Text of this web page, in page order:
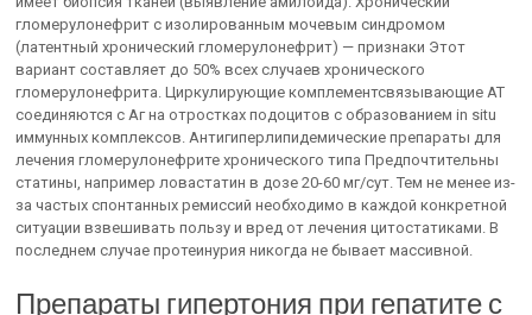
гломерулонефрит с изолированным мочевым синдромом
(латентный хронический гломерулонефрит) — признаки Этот
вариант составляет до 50% всех случаев хронического
гломерулонефрита. Циркулирующие комплементсвязывающие AT
соединяются с Аг на отростках подоцитов с образованием in situ
иммунных комплексов. Антигиперлипидемические препараты для
лечения гломерулонефрите хронического типа Предпочтительны
статины, например ловастатин в дозе 20-60 мг/сут. Тем не менее из-
за частых спонтанных ремиссий необходимо в каждой конкретной
ситуации взвешивать пользу и вред от лечения цитостатиками. В
последнем случае протеинурия никогда не бывает массивной.
Препараты гипертония при гепатите с